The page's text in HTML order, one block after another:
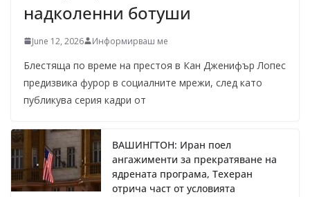
надколенни ботуши
June 12, 2026 Информирваш ме
Блестяща по време на престоя в Кан Дженифър Лопес
предизвика фурор в социалните мрежи, след като
публикува серия кадри от
ВАШИНГТОН: Иран поел
ангажименти за прекратяване на
ядрената програма, Техеран
отрича част от условията